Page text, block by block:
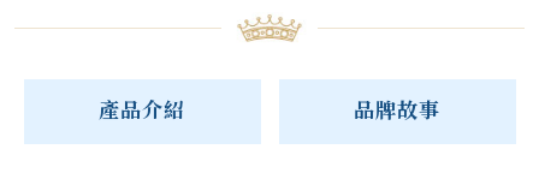
產品介紹 品牌故事